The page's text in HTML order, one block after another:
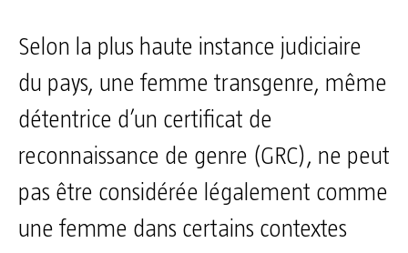
Selon la plus haute instance judiciaire
du pays, une femme transgenre, même
détentrice d’un certificat de
reconnaissance de genre (GRC), ne peut
pas être considérée légalement comme
une femme dans certains contextes